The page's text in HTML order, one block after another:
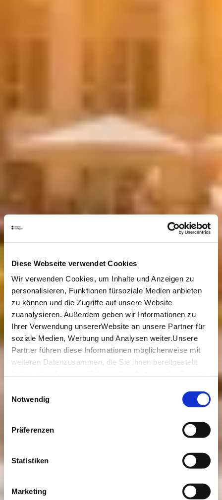
Diese Webseite verwendet Cookies
Wir verwenden Cookies, um Inhalte und Anzeigen zu
personalisieren, Funktionen fürsoziale Medien anbieten
zu können und die Zugriffe auf unsere Website
zuanalysieren. Außerdem geben wir Informationen zu
Ihrer Verwendung unsererWebsite an unsere Partner für
soziale Medien, Werbung und Analysen weiter.Unsere
Partner führen diese Informationen möglicherweise mit
weiteren Datenzusammen, die Sie ihnen bereitgestellt
Impressum
Notwendig
Präferenzen
Statistiken
Marketing